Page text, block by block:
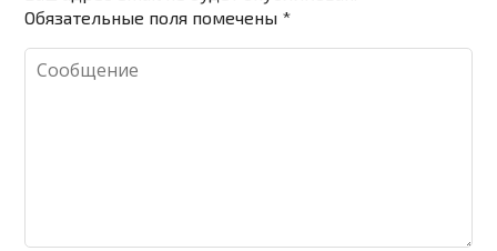
Обязательные поля помечены *